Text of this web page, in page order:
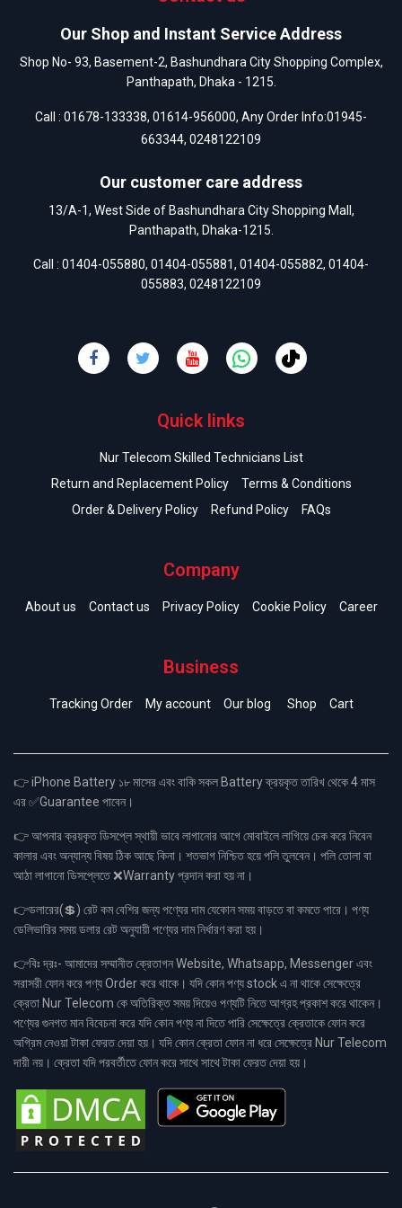
Our Shop and Instant Service Address
Shop No- 93, Basement-2, Bashundhara City Shopping Complex,
Panthapath, Dhaka - 1215.
Call : 01678-133338, 01614-956000, Any Order Info:01945-
663344, 0248122109
Our customer care address
13/A-1, West Side of Bashundhara City Shopping Mall,
Panthapath, Dhaka-1215.
Call : 01404-055880, 01404-055881, 01404-055882, 01404-
055883, 0248122109
Quick links
Nur Telecom Skilled Technicians List
Return and Replacement Policy
Terms & Conditions
Order & Delivery Policy
Refund Policy FAQs
Company
About us Contact us Privacy Policy Cookie Policy Career
Business
Tracking Order My account Our blog Shop Cart
👉 iPhone Battery ১৮ মাসের এবং বাকি সকল Battery ক্রয়কৃত তারিখ থেকে 4 মাস
এর ✅Guarantee পাবেন।
👉 আপনার ক্রয়কৃত ডিসপ্লে স্থায়ী ভাবে লাগানোর আগে মোবাইলে লাগিয়ে চেক করে নিবেন
কালার এবং অন্যান্য বিষয় ঠিক আছে কিনা। শতভাগ নিশ্চিত হয়ে পলি তুলবেন। পলি তোলা বা
আঠা লাগানো ডিসপ্লেতে ❌Warranty প্রদান করা হয় না।
👉ডলারের(💲) রেট কম বেশির জন্য পণ্যের দাম যেকোন সময় বাড়তে বা কমতে পারে। পণ্য
ডেলিভারির সময় ডলার রেট অনুযায়ী পণ্যের দাম নির্ধারণ করা হয়।
👉বিঃ দ্রঃ- আমাদের সম্মানীত ক্রেতাগন Website, Whatsapp, Messenger এবং
সরাসরী ফোন করে পণ্য Order করে থাকে। যদি কোন পণ্য stock এ না থাকে সেক্ষেত্রে
ক্রেতা Nur Telecom কে অতিরিক্ত সময় দিয়েও পণ্যটি নিতে আগ্রহ প্রকাশ করে থাকেন।
পণ্যের গুনগত মান বিবেচনা করে যদি কোন পণ্য না দিতে পারি সেক্ষেত্রে ক্রেতাকে ফোন করে
অগ্রিম নেওয়া টাকা ফেরত দেয়া হয়। যদি কোন ক্রেতা ফোন না ধরে সেক্ষেত্রে Nur Telecom
দায়ী নয়। ক্রেতা যদি পরবর্তীতে ফোন করে সাথে সাথে টাকা ফেরত দেয়া হয়।